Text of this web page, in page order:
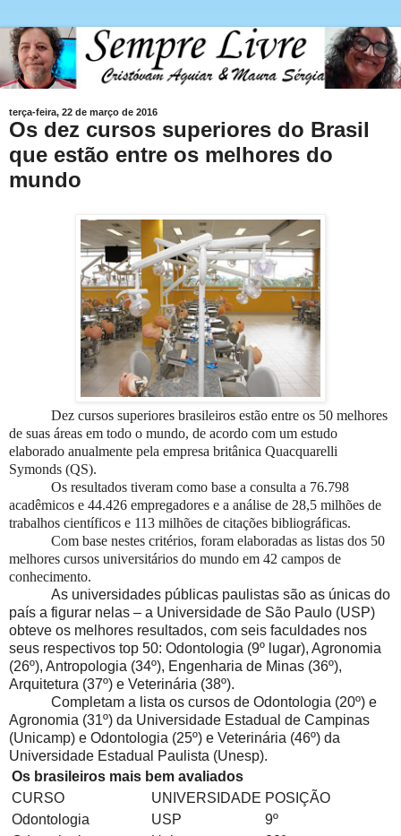
terça-feira, 22 de março de 2016
Os dez cursos superiores do Brasil
que estão entre os melhores do
mundo
Dez cursos superiores brasileiros estão entre os 50 melhores
de suas áreas em todo o mundo, de acordo com um estudo
elaborado anualmente pela empresa britânica Quacquarelli
Symonds (QS).
Os resultados tiveram como base a consulta a 76.798
acadêmicos e 44.426 empregadores e a análise de 28,5 milhões de
trabalhos científicos e 113 milhões de citações bibliográficas.
Com base nestes critérios, foram elaboradas as listas dos 50
melhores cursos universitários do mundo em 42 campos de
conhecimento.
As universidades públicas paulistas são as únicas do
país a figurar nelas – a Universidade de São Paulo (USP)
obteve os melhores resultados, com seis faculdades nos
seus respectivos top 50: Odontologia (9º lugar), Agronomia
(26º), Antropologia (34º), Engenharia de Minas (36º),
Arquitetura (37º) e Veterinária (38º).
Completam a lista os cursos de Odontologia (20º) e
Agronomia (31º) da Universidade Estadual de Campinas
(Unicamp) e Odontologia (25º) e Veterinária (46º) da
Universidade Estadual Paulista (Unesp).
Os brasileiros mais bem avaliados
CURSO
UNIVERSIDADE POSIÇÃO
Odontologia
USP
9º